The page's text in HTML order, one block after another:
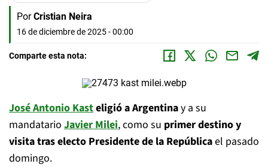
Por Cristian Neira
16 de diciembre de 2025 - 00:00
Comparte esta nota:
José Antonio Kasteligió a Argentinay a su
mandatario Javier Milei, como su primer destino y
visita tras electo Presidente de la Repúblicael pasado
domingo.